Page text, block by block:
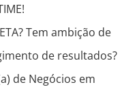
Tem ambição de
de resultados?
de Negócios em